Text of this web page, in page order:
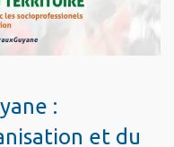
:
et du